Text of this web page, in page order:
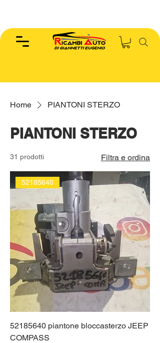
Home PIANTONI STERZO
PIANTONI STERZO
31 prodotti Filtra e ordina
52185640
52185640 piantone bloccasterzo JEEP
COMPASS